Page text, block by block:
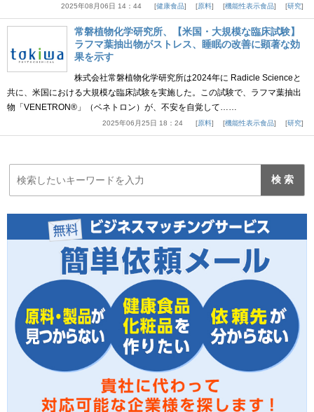
2025年08月06日 14：44 健康食品 原料 機能性表示食品 研究
常磐植物化学研究所、【米国・大規模な臨床試験】
ラフマ葉抽出物がストレス、睡眠の改善に顕著な効
果を示す
株式会社常磐植物化学研究所は2024年に Radicle Scienceと
共に、米国における大規模な臨床試験を実施した。この試験で、ラフマ葉抽出
物「VENETRON®」（ベネトロン）が、不安を自覚して……
2025年06月25日 18：24 原料 機能性表示食品 研究